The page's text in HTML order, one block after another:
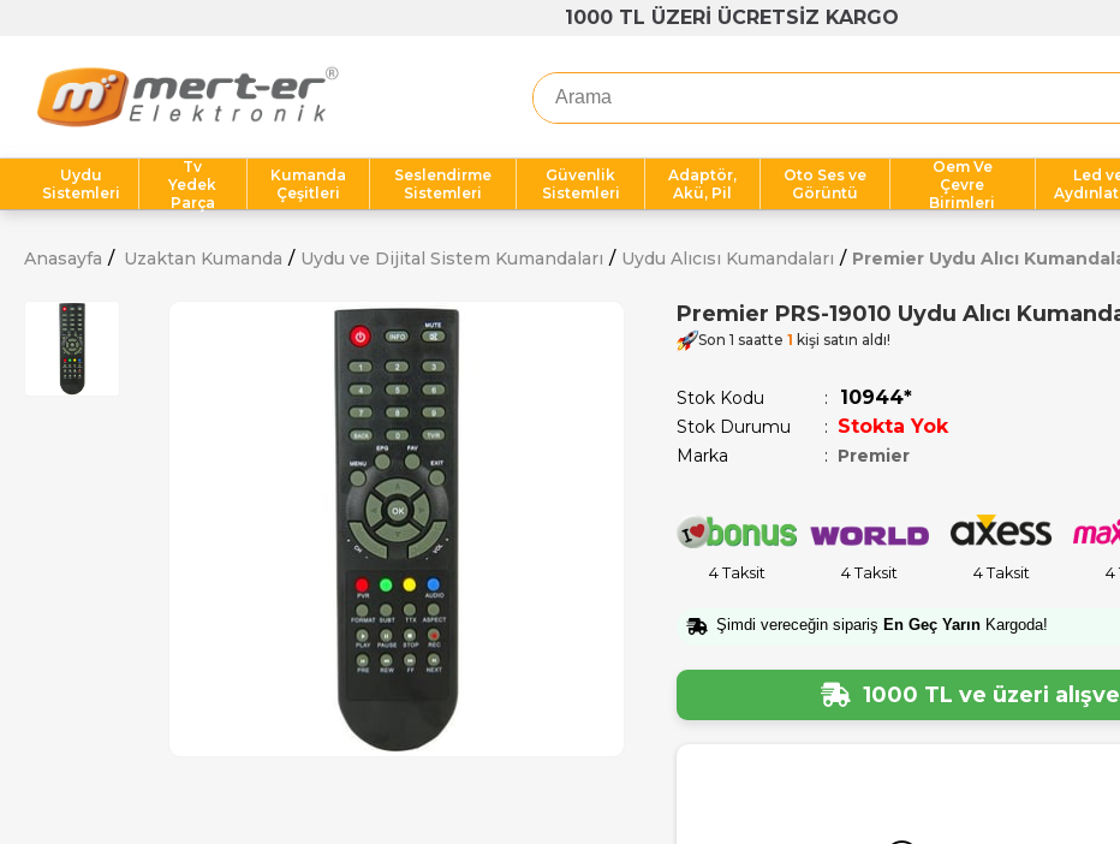
1000 TL ÜZERİ ÜCRETSİZ KARGO
Uydu
Sistemleri
Tv
Yedek
Parça
Kumanda
Çeşitleri
Seslendirme
Sistemleri
Güvenlik
Sistemleri
Adaptör,
Akü, Pil
Oto Ses ve
Görüntü
Oem Ve
Çevre
Birimleri
Led
Anasayfa Uzaktan Kumanda Uydu ve Dijital Sistem Kumandaları Uydu Alıcısı Kumandaları Premier Uydu Alıcı
Premier PRS-19010 Uydu Alıcı
Son 1 saatte 1 kişi satın aldı!
Stok Kodu 10944*
Stok Durumu : Stokta Yok
Marka : Premier
4 Taksit 4 Taksit 4 Taksit 4
Şimdi vereceğin sipariş En Geç Yarın Kargoda!
1000 TL ve üzeri